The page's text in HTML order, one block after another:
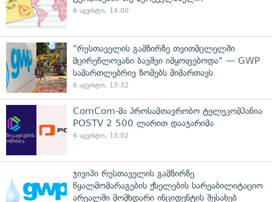
6 აგვისტო, 14:00
"რუსთაველის გამზირზე თვითმცლელში
მცირეწლოვანი ბავშვი იმყოფებოდა" — GWP
სამართლებრივ ზომებს მიმართავს
6 აგვისტო, 13:32
ComCom-მა პროსამთავრობო ტელეკომპანია
POSTV 2 500 ლარით დააჯარიმა
6 აგვისტო, 13:02
ჯივიპი რუსთაველის გამზირზე
წყალმომარაგების ქსელების სარეაბილიტაციო
არეალში მომხდარი ინციდენტის შესახებ